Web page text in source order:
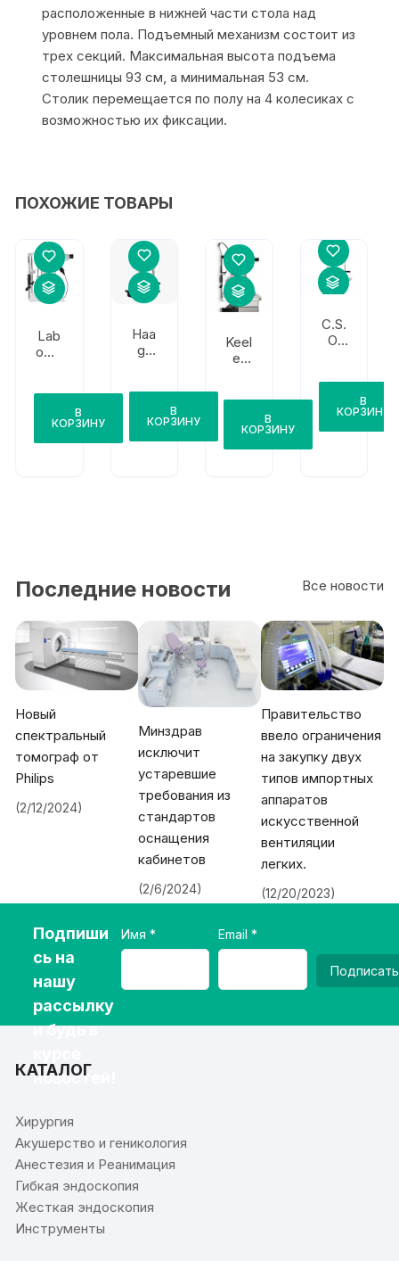
расположенные в нижней части стола над
уровнем пола. Подъемный механизм состоит из
трех секций. Максимальная высота подъема
столешницы 93 см, а минимальная 53 см.
Столик перемещается по полу на 4 колесиках с
возможностью их фиксации.
ПОХОЖИЕ ТОВАРЫ
Lab
ome
В
КОРЗИНУ
Haa
g-
В
КОРЗИНУ
Keel
er
ия
В
КОРЗИНУ
C.S.
O.
В
КОРЗИНУ
Все новости
Последние новости
Новый
спектральный
томограф от
Philips
(2/12/2024)
Минздрав
исключит
устаревшие
требования из
стандартов
оснащения
кабинетов
(2/6/2024)
Правительство
ввело ограничения
на закупку двух
типов импортных
аппаратов
искусственной
вентиляции
легких.
(12/20/2023)
Подпиши
сь на
нашу
рассылку
и будь в
новостей!
Имя Email
КАТАЛОГ
Хирургия
Акушерство и геникология
Анестезия и Реанимация
Гибкая эндоскопия
Жесткая эндоскопия
Инструменты